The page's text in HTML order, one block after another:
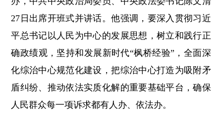
27日出席开班式并讲话。他强调，要深入贯彻习近
平总书记以人民为中心的发展思想，树立和践行正
确政绩观，坚持和发展新时代“枫桥经验”，全面深
化综治中心规范化建设，把综治中心打造为吸附矛
盾纠纷、推动依法实质化解的重要基础平台，确保
人民群众每一项诉求都有人办、依法办。